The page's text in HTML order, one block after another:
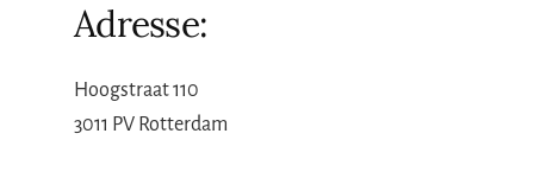
Adresse:
Hoogstraat 110
3011 PV Rotterdam